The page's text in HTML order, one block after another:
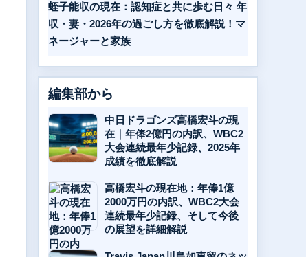
蛭子能収の現在：認知症と共に歩む日々 年
収・妻・2026年の過ごし方を徹底解説！マ
ネージャーと家族
編集部から
中日ドラゴンズ高橋宏斗の現
在｜年俸2億円の内訳、WBC2
大会連続最年少記録、2025年
成績を徹底解説
高橋宏斗の現在地：年俸1億
2000万円の内訳、WBC2大会
連続最年少記録、そして今後
の展望を詳細解説